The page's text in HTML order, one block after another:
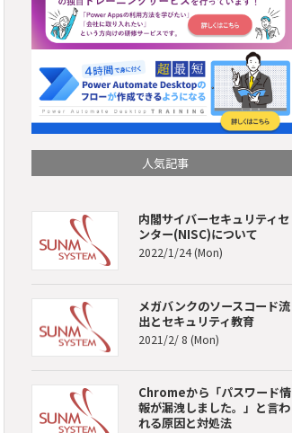
人気記事
内閣サイバーセキュリティセ
ンター(NISC)について
2022/1/24 (Mon)
メガバンクのソースコード流
出とセキュリティ教育
2021/2/ 8 (Mon)
Chromeから「パスワード情
報が漏洩しました。」と言わ
れる原因と対処法